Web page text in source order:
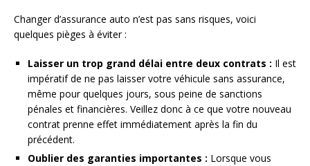
Changer d’assurance auto n’est pas sans risques, voici
quelques pièges à éviter :
Laisser un trop grand délai entre deux contrats : Il est
impératif de ne pas laisser votre véhicule sans assurance,
même pour quelques jours, sous peine de sanctions
pénales et financières. Veillez donc à ce que votre nouveau
contrat prenne effet immédiatement après la fin du
précédent.
Oublier des garanties importantes : Lorsque vous